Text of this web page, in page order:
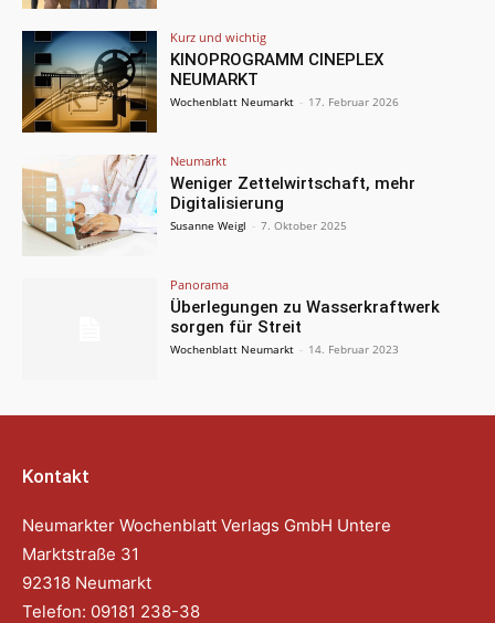
Kurz und wichtig
KINOPROGRAMM CINEPLEX
NEUMARKT
Wochenblatt Neumarkt - 17. Februar 2026
Neumarkt
Weniger Zettelwirtschaft, mehr
Digitalisierung
Susanne Weigl - 7. Oktober 2025
Panorama
Überlegungen zu Wasserkraftwerk
sorgen für Streit
Wochenblatt Neumarkt - 14. Februar 2023
Kontakt
Neumarkter Wochenblatt Verlags GmbH Untere
Marktstraße 31
92318 Neumarkt
Telefon: 09181 238-38